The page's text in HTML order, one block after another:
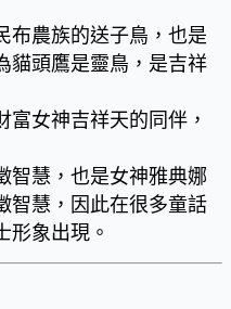
布農族的送子鳥，也是
貓頭鷹是靈鳥，是吉祥
女神吉祥天的同伴，
智慧，也是女神雅典娜
智慧，因此在很多童話
形象出現。